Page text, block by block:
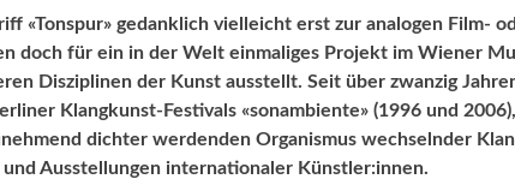
«Tonspur» gedanklich vielleicht erst zur analogen Film-
doch für ein in der Welt einmaliges Projekt im Wiener
Disziplinen der Kunst ausstellt. Seit über zwanzig
Klangkunst-Festivals «sonambiente» (1996 und
dichter werdenden Organismus wechselnder
Ausstellungen internationaler Künstler:innen.